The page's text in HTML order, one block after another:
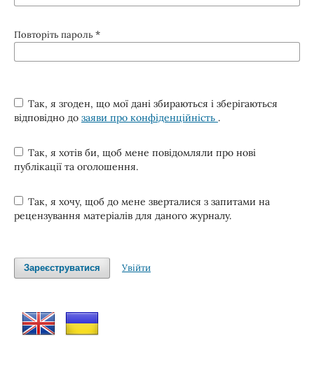
Повторіть пароль *
Так, я згоден, що мої дані збираються і зберігаються
відповідно до заяви про конфіденційність .
Так, я хотів би, щоб мене повідомляли про нові
публікації та оголошення.
Так, я хочу, щоб до мене зверталися з запитами на
рецензування матеріалів для даного журналу.
Зареєструватися Увійти